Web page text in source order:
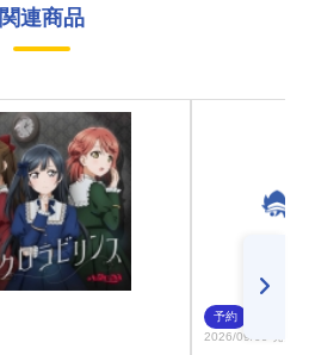
関連商品
予約
2026/09/09 発売